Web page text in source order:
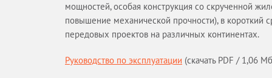
мощностей, особая конструкция со скрученной
повышение механической прочности), в короткий
передовых проектов на различных континентах.
Руководство по эксплуатации (скачать PDF / 1,06